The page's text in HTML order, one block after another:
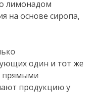
лимонадом
на основе сиропа,
один и тот же
прямыми
продукцию у